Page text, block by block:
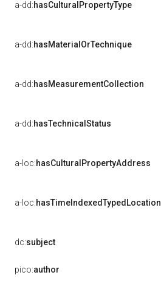
a-dd:hasCulturalPropertyType
a-dd:hasMaterialOrTechnique
a-dd:hasMeasurementCollection
a-dd:hasTechnicalStatus
a-loc:hasCulturalPropertyAddress
a-loc:hasTimeIndexedTypedLocation
dc:subject
pico:author